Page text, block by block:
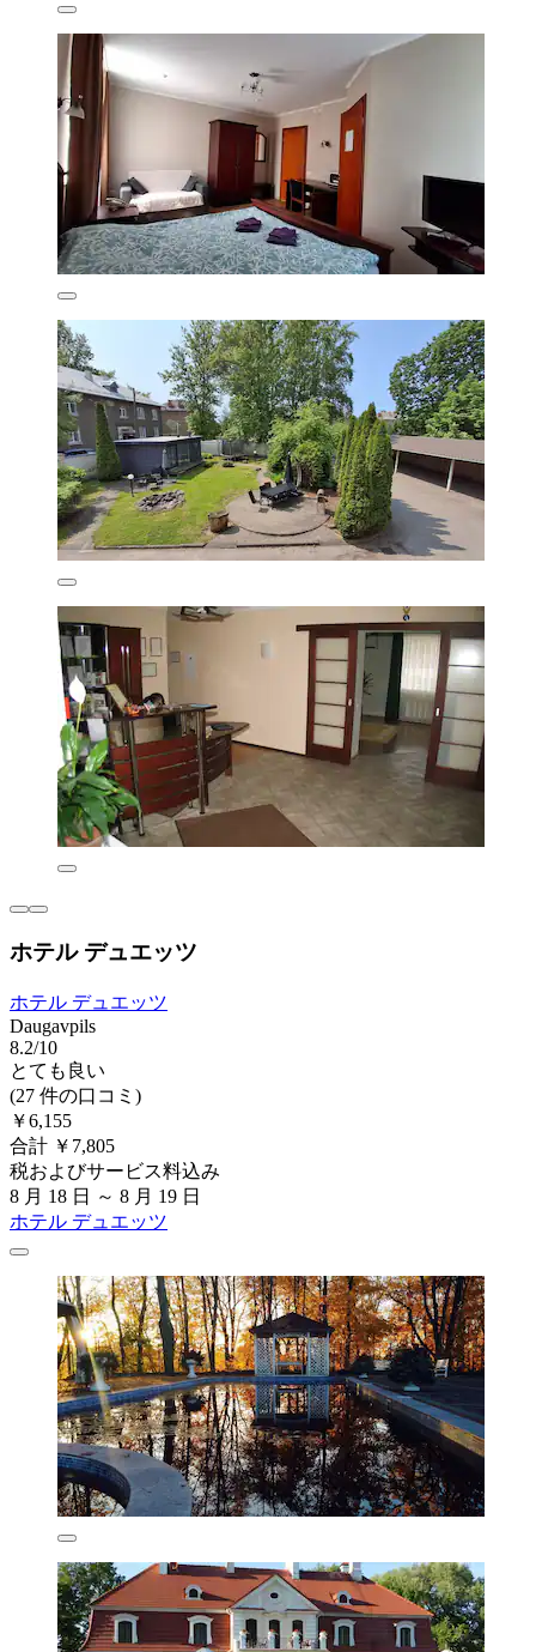
ホテル デュエッツ
ホテル デュエッツ
Daugavpils
8.2/10
とても良い
(27 件の口コミ)
￥6,155
合計 ￥7,805
税およびサービス料込み
8 月 18 日 ～ 8 月 19 日
ホテル デュエッツ